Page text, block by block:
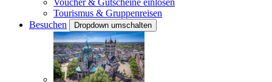
Voucher & Gutscheine einlösen
Tourismus & Gruppenreisen
Besuchen
Dropdown umschalten